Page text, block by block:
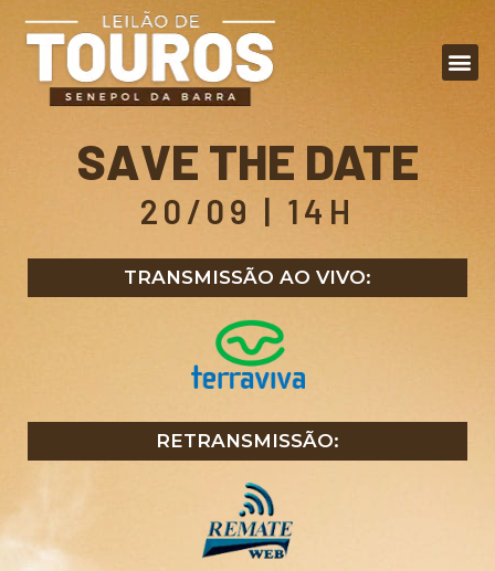
SAVE THE DATE
20/09 | 14H
TRANSMISSÃO AO VIVO:
RETRANSMISSÃO: